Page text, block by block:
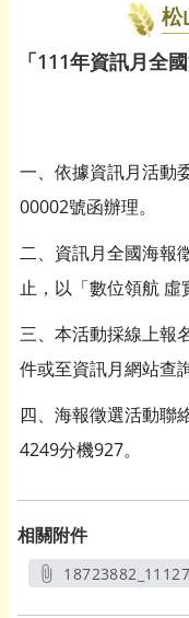
松
「111年資訊月全
一、依據資訊月活動
00002號函辦理。
二、資訊月全國海報
止，以「數位領航 虛
三、本活動採線上報
件或至資訊月網站
四、海報徵選活動聯
4249分機927。
相關附件